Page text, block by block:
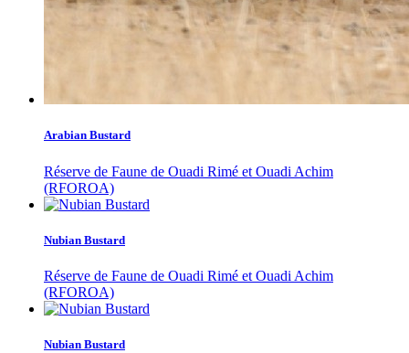
Arabian Bustard
Réserve de Faune de Ouadi Rimé et Ouadi Achim
(RFOROA)
Nubian Bustard
Réserve de Faune de Ouadi Rimé et Ouadi Achim
(RFOROA)
Nubian Bustard